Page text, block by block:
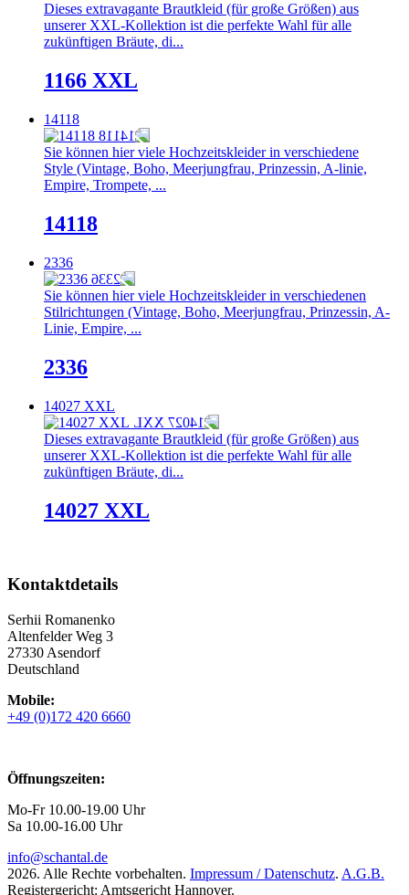
Dieses extravagante Brautkleid (für große Größen) aus
unserer XXL-Kollektion ist die perfekte Wahl für alle
zukünftigen Bräute, di...
1166 XXL
14118
Sie können hier viele Hochzeitskleider in verschiedene
Style (Vintage, Boho, Meerjungfrau, Prinzessin, A-linie,
Empire, Trompete, ...
14118
2336
Sie können hier viele Hochzeitskleider in verschiedenen
Stilrichtungen (Vintage, Boho, Meerjungfrau, Prinzessin, A-
Linie, Empire, ...
2336
14027 XXL
Dieses extravagante Brautkleid (für große Größen) aus
unserer XXL-Kollektion ist die perfekte Wahl für alle
zukünftigen Bräute, di...
14027 XXL
Kontaktdetails
Serhii Romanenko
Altenfelder Weg 3
27330 Asendorf
Deutschland
Mobile:
+49 (0)172 420 6660
Öffnungszeiten:
Mo-Fr 10.00-19.00 Uhr
Sa 10.00-16.00 Uhr
info@schantal.de
2026. Alle Rechte vorbehalten. Impressum / Datenschutz. A.G.B.
Registergericht: Amtsgericht Hannover.